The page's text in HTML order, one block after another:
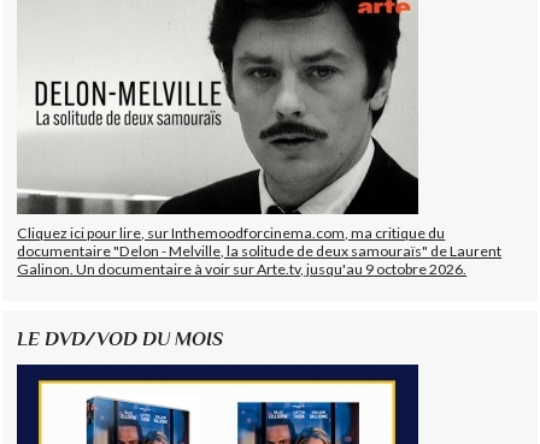
Cliquez ici pour lire, sur Inthemoodforcinema.com, ma critique du
documentaire "Delon - Melville, la solitude de deux samouraïs" de Laurent
Galinon. Un documentaire à voir sur Arte.tv, jusqu'au 9 octobre 2026.
LE DVD/VOD DU MOIS